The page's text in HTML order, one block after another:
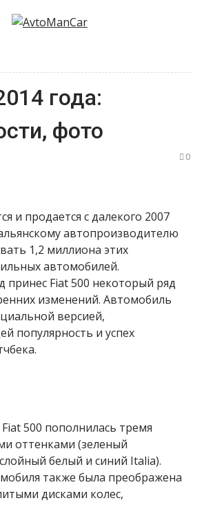
года:
фото
0
и продается с далекого 2007
автопроизводителю
1,2 миллиона этих
автомобилей.
принес Fiat 500 некоторый ряд
изменений. Автомобиль
версией,
популярность и успех
500 пополнилась тремя
оттенками (зеленый
белый и синий Italia).
также была преображена
дисками колес,